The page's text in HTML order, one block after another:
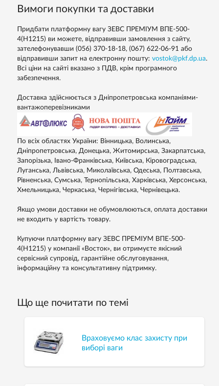
Вимоги покупки та доставки
Придбати платформну вагу ЗЕВС ПРЕМІУМ ВПЕ-500-
4(H1215) ви можете, відправивши замовлення з сайту,
зателефонувавши (056) 370-18-18, (067) 622-06-91 або
відправивши запит на електронну пошту: vostok@pkf.dp.ua.
Всі ціни на сайті вказано з ПДВ, крім програмного
забезпечення.
Доставка здійснюється з Дніпропетровська компаніями-
вантажоперевізниками
По всіх областях України: Вінницька, Волинська,
Дніпропетровська, Донецька, Житомирська, Закарпатська,
Запорізька, Івано-Франківська, Київська, Кіровоградська,
Луганська, Львівська, Миколаївська, Одеська, Полтавська,
Рівненська, Сумська, Тернопільська, Харківська, Херсонська,
Хмельницька, Черкаська, Чернігівська, Чернівецька.
Якщо умови доставки не обумовлюються, оплата доставки
не входить у вартість товару.
Купуючи платформну вагу ЗЕВС ПРЕМІУМ ВПЕ-500-
4(H1215) у компанії «Восток», ви отримуєте якісний
сервісний супровід, гарантійне обслуговування,
інформаційну та консультативну підтримку.
Що ще почитати по темі
Враховуємо клас захисту при
виборі ваги